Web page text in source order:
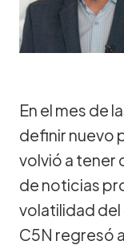
En el mes de
definir nuevo
volvió a tener
de noticias
volatilidad del
C5N regresó